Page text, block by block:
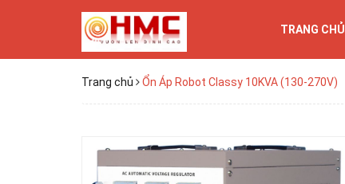
TRANG CHỦ
Trang chủ Ổn Áp Robot Classy 10KVA (130-270V)